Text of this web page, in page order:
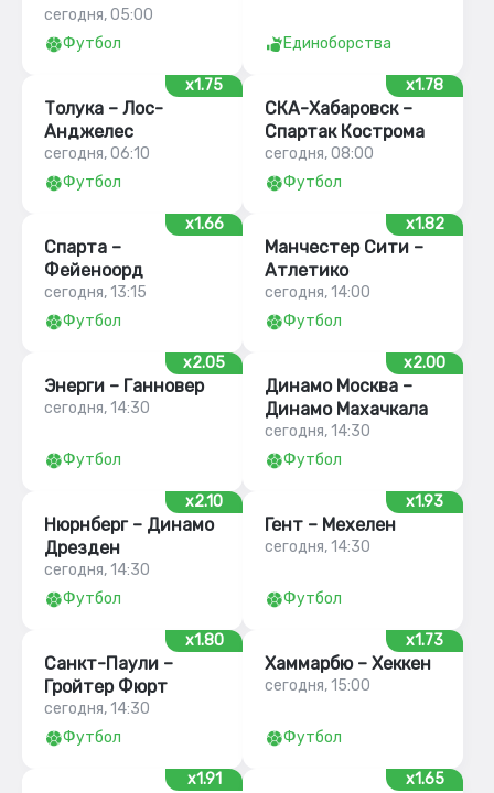
сегодня, 05:00
Футбол
Единоборства
x1.75
Толука – Лос-
Анджелес
сегодня, 06:10
Футбол
x1.78
СКА-Хабаровск –
Спартак Кострома
сегодня, 08:00
Футбол
x1.66
Спарта –
Фейеноорд
сегодня, 13:15
Футбол
x1.82
Манчестер Сити –
Атлетико
сегодня, 14:00
Футбол
x2.05
Энерги – Ганновер
сегодня, 14:30
Футбол
x2.00
Динамо Москва –
Динамо Махачкала
сегодня, 14:30
Футбол
x2.10
Нюрнберг – Динамо
Дрезден
сегодня, 14:30
Футбол
x1.93
Гент – Мехелен
сегодня, 14:30
Футбол
x1.80
Санкт-Паули –
Гройтер Фюрт
сегодня, 14:30
Футбол
x1.73
Хаммарбю – Хеккен
сегодня, 15:00
Футбол
x1.91 x1.65